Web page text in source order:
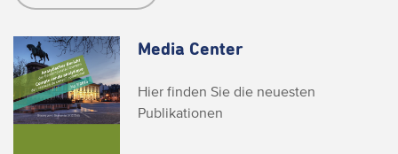
Media Center
Hier finden Sie die neuesten
Publikationen